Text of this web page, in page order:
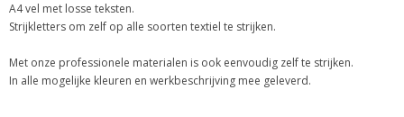
A4 vel met losse teksten.
Strijkletters om zelf op alle soorten textiel te strijken.
Met onze professionele materialen is ook eenvoudig zelf te strijken.
In alle mogelijke kleuren en werkbeschrijving mee geleverd.